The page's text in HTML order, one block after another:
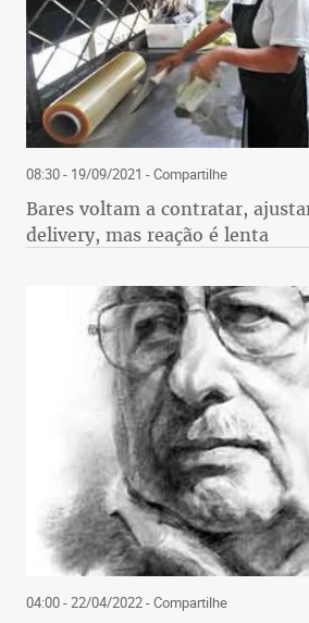
08:30 - 19/09/2021 - Compartilhe
Bares voltam a contratar,
delivery, mas reação é lenta
04:00 - 22/04/2022- Compartilhe